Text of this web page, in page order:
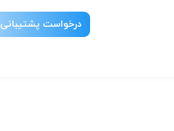
درخواست پشتیبانی